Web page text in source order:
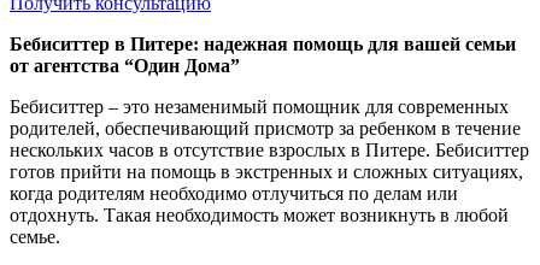
Бебиситтер в Питере: надежная помощь для вашей семьи
от агентства “Один Дома”
Бебиситтер – это незаменимый помощник для современных
родителей, обеспечивающий присмотр за ребенком в течение
нескольких часов в отсутствие взрослых в Питере. Бебиситтер
готов прийти на помощь в экстренных и сложных ситуациях,
когда родителям необходимо отлучиться по делам или
отдохнуть. Такая необходимость может возникнуть в любой
семье.